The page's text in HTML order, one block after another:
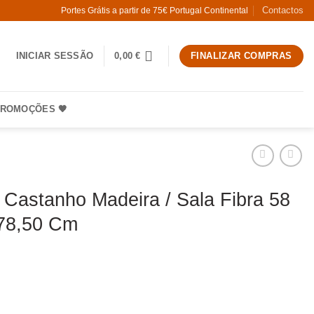
Portes Grátis a partir de 75€ Portugal Continental Contactos
INICIAR SESSÃO 0,00€ FINALIZAR COMPRAS
🧡
Madeira / Sala Fibra 58
Cm